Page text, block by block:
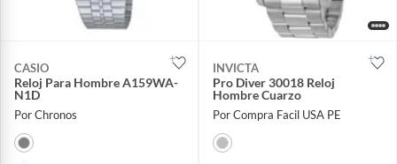
CASIO
Reloj Para Hombre A159WA-
N1D
Por Chronos
INVICTA
Pro Diver 30018 Reloj
Hombre Cuarzo
Por Compra Facil USA PE